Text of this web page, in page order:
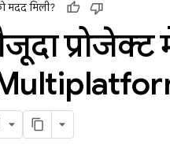
मदद मिली?
प्रोजेक्ट